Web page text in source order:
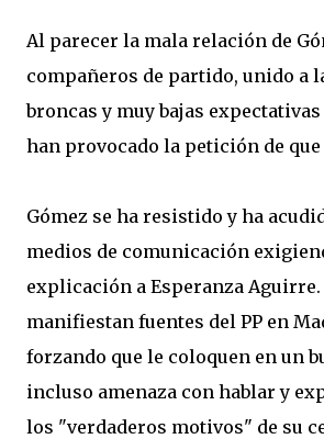
Al parecer la mala relación de
compañeros de partido, unido a
broncas y muy bajas
han provocado la petición de que
Gómez se ha resistido y ha
medios de comunicación
explicación a Esperanza Aguirre.
manifiestan fuentes del PP en
forzando que le coloquen en un
incluso amenaza con hablar y
los "verdaderos motivos" de su